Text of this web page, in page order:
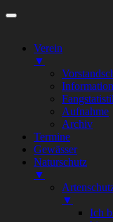
Zum
Verein
▼
Aufnahme
Archiv
Termine
Gewässer
Naturschutz
▼
▼
Ich